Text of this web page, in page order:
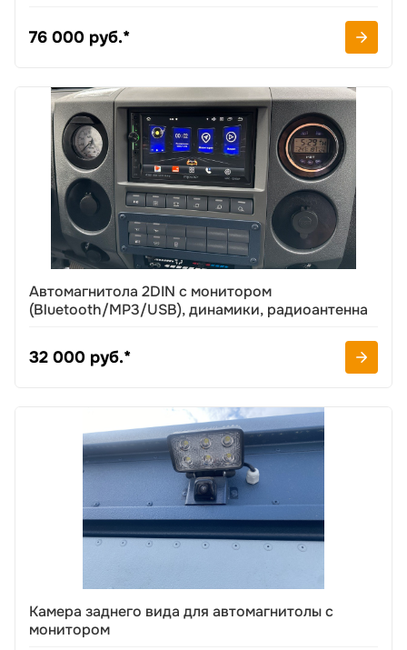
76 000 руб.*
Автомагнитола 2DIN с монитором
(Bluetooth/MP3/USB), динамики, радиоантенна
32 000 руб.*
Камера заднего вида для автомагнитолы с
монитором